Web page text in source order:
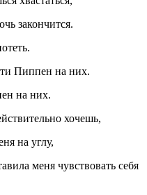
закончится.
Пиппен на них.
на них.
хочешь,
на углу,
меня чувствовать себя